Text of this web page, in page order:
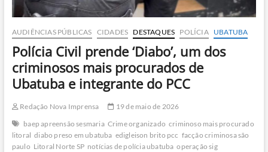
AUDIÊNCIAS PÚBLICAS CIDADES DESTAQUES POLÍCIA UBATUBA
Polícia Civil prende ‘Diabo’, um dos
criminosos mais procurados de
Ubatuba e integrante do PCC
Redação Nova Imprensa
19 de maio de 2026
baep apreensão sesmaria Crime organizado criminoso mais procurado
litoral diabo preso em ubatuba edigleison brito pcc facção criminosa são
paulo Litoral Norte SP notícias de polícia ubatuba operação sig